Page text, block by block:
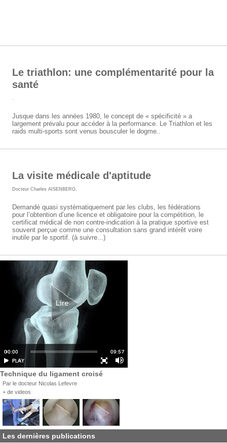
Le triathlon: une complémentarité pour la
santé
Jusque dans les années 1980, le concept de « spécificité » a
largement prévalu pour accéder à la performance. Le Triathlon et les
raids multi-sports sont venus bousculer le dogme..
La visite médicale d'aptitude
Docteur Charles AISENBERG
Demandé quasi systématiquement par les clubs, les fédérations
pour l’obtention d’une licence et obligatoire pour la compétition, le
certificat médical de non contre-indication à la pratique sportive est
souvent perçue comme une consultation sans grand intérêt voire
inutile par le sportif. (à suivre...)
Technique du ligament croisé
Par le docteur Nicolas Lefevre
+ de videos
Les dernières publications